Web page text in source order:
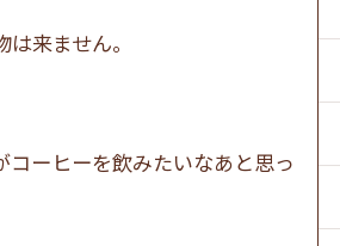
来ません。
コーヒーを飲みたいなあと思っ